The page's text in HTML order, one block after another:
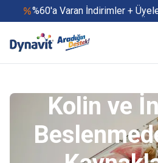
%60'a Varan İndirimler +
Yaz Boyu 500 TL ve
Yaza Özel
Kolin ve